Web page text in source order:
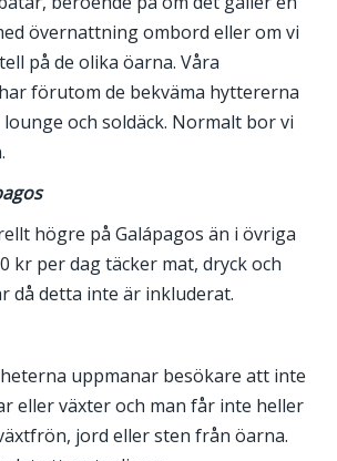
övernattning ombord eller om vi
på de olika öarna. Våra
förutom de bekväma hyttererna
och soldäck. Normalt bor vi
högre på Galápagos än i övriga
kr per dag täcker mat, dryck och
då detta inte är inkluderat.
uppmanar besökare att inte
eller växter och man får inte heller
jord eller sten från öarna.